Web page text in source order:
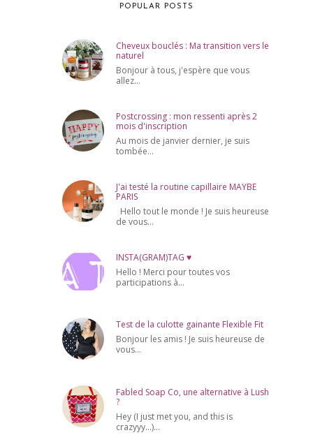
POPULAR POSTS
Cheveux bouclés : Ma transition vers le
naturel
Bonjour à tous, j'espère que vous
allez...
Postcrossing : mon ressenti après 2
mois d'inscription
Au mois de janvier dernier, je suis
tombée...
J'ai testé la routine capillaire MAYBE
PARIS
Hello tout le monde ! Je suis heureuse
de vous...
INSTA(GRAM)TAG ♥
Hello ! Merci pour toutes vos
participations à...
Test de la culotte gainante Flexible Fit
Bonjour les amis ! Je suis heureuse de
vous...
Fabled Soap Co, une alternative à Lush
?
Hey (I just met you, and this is
crazyyy...)...